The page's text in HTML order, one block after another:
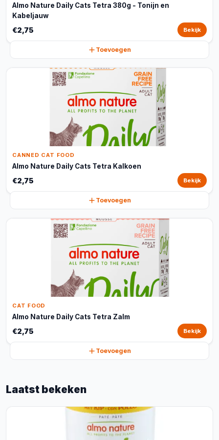
Almo Nature Daily Cats Tetra 380g - Tonijn en
Kabeljauw
€2,75 Bekijk
Toevoegen
CANNED CAT FOOD
Almo Nature Daily Cats Tetra Kalkoen
€2,75 Bekijk
Toevoegen
CAT FOOD
Almo Nature Daily Cats Tetra Zalm
€2,75 Bekijk
Toevoegen
Laatst bekeken